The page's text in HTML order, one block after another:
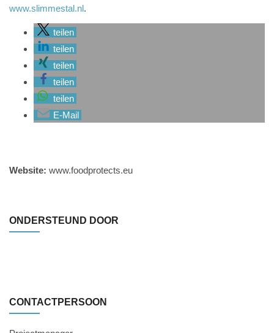
www.slimmestal.nl.
teilen
teilen
teilen
teilen
teilen
E-Mail
Website: www.foodprotects.eu
ONDERSTEUND DOOR
CONTACTPERSOON